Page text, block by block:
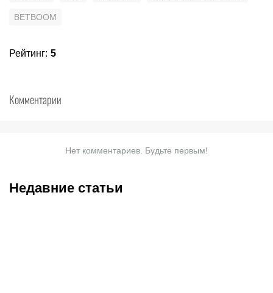
BETBOOM
Рейтинг: 5
Комментарии
Нет комментариев. Будьте первым!
Недавние статьи